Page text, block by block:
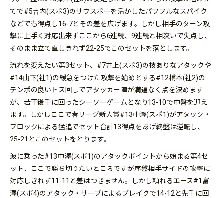
てで#5吉内(スポ3)のサウスポーを活かしたパワフルなスパイク
などでも得点し16-7とその差を広げます。しかし相手のターン攻
撃に上手く対応出来ずここから6連続、9連続と相次いで失点し、
そのまま立て直しきれず22-25でこのセットを落とします。
流れを変えたい第3セット、#7井上(スポ3)の技ありなアタックや
#14山下(社1)の緩急をつけた攻撃を始めとする#12橋本(社2)の
テンポの良いトス回しでアタッカー陣が満遍なく点を決めます
が、若干後手に回ったシーソーゲームとなり13-10で中盤を迎え
ます。しかしここで春リーグ新人賞#13中澤(スポ1)がアタック・
ブロックによる猛追でセット合計13得点をあげ終盤は逆転し、
25-21とこのセットをとります。
波に乗った#13中澤(スポ1)のアタックポイントから始まる第4セ
ット、ここで勝ち切りたいところですが序盤相手サイドの攻撃に
対応しきれず11-11と差はつきません。しかし頼れるエース#1富
澤(スポ4)のアタック・サーブによるブレイクで14-12と先手に回